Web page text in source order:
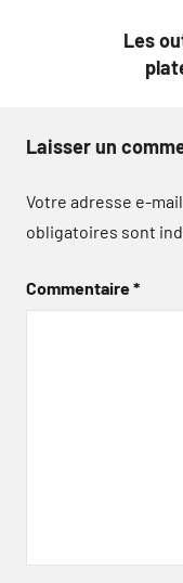
Les
Laisser un
Votre adresse e-
obligatoires sont
Commentaire*